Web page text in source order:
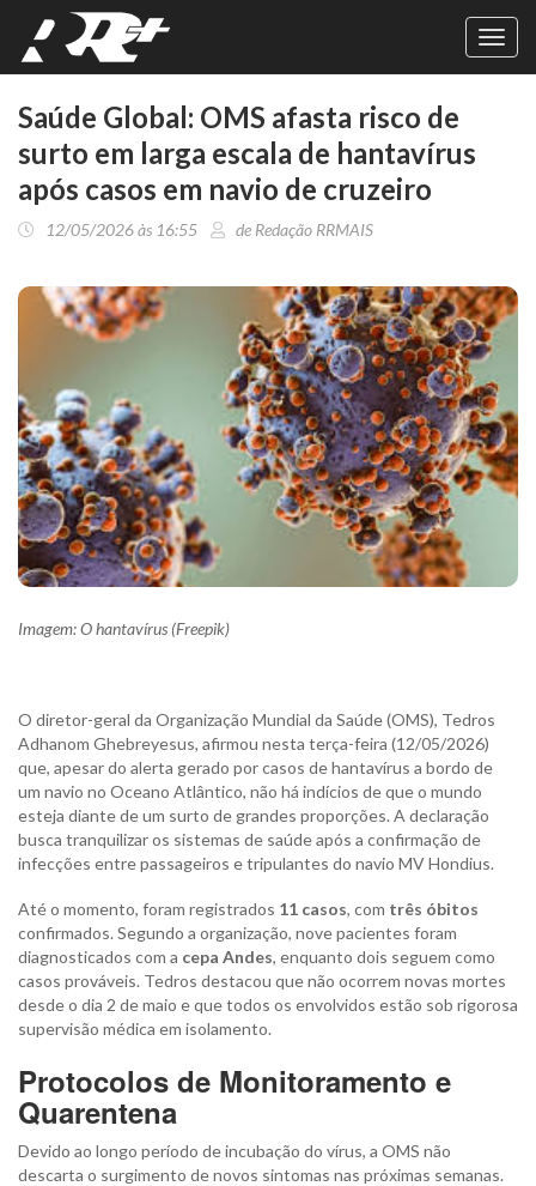
Saúde Global: OMS afasta risco de
surto em larga escala de hantavírus
após casos em navio de cruzeiro
12/05/2026 às 16:55 de Redação RRMAIS
Imagem: O hantavírus (Freepik)
O diretor-geral da Organização Mundial da Saúde (OMS), Tedros
Adhanom Ghebreyesus, afirmou nesta terça-feira (12/05/2026)
que, apesar do alerta gerado por casos de hantavírus a bordo de
um navio no Oceano Atlântico, não há indícios de que o mundo
esteja diante de um surto de grandes proporções. A declaração
busca tranquilizar os sistemas de saúde após a confirmação de
infecções entre passageiros e tripulantes do navio MV Hondius.
Até o momento, foram registrados 11 casos, com três óbitos
confirmados. Segundo a organização, nove pacientes foram
diagnosticados com a cepa Andes, enquanto dois seguem como
casos prováveis. Tedros destacou que não ocorrem novas mortes
desde o dia 2 de maio e que todos os envolvidos estão sob rigorosa
supervisão médica em isolamento.
Protocolos de Monitoramento e
Quarentena
Devido ao longo período de incubação do vírus, a OMS não
descarta o surgimento de novos sintomas nas próximas semanas.